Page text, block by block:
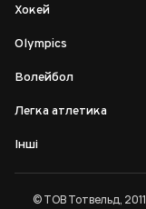
Хокей
Olympics
Волейбол
Легка атлетика
Інші
© ТОВ Тотвельд,